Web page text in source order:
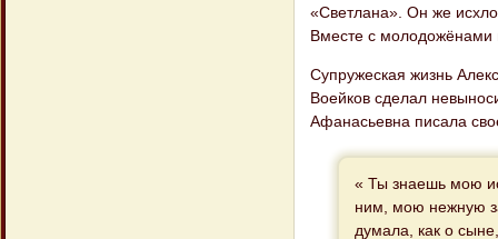
«Светлана». Он же
Вместе с молодожёнами
Супружеская жизнь
Воейков сделал
Афанасьевна писала
« Ты знаешь мою
ним, мою нежную
думала, как о